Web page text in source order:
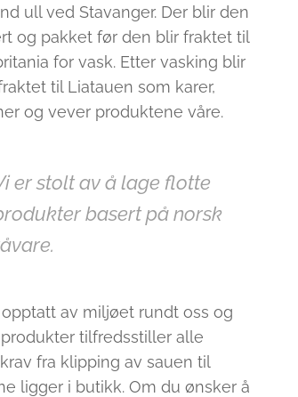
ull ved Stavanger. Der blir den
og pakket før den blir fraktet til
for vask. Etter vasking blir
til Liatauen som karer,
og vever produktene våre.
er stolt av å lage flotte
basert på norsk
opptatt av miljøet rundt oss og
tilfredsstiller alle
fra klipping av sauen til
ligger i butikk. Om du ønsker å